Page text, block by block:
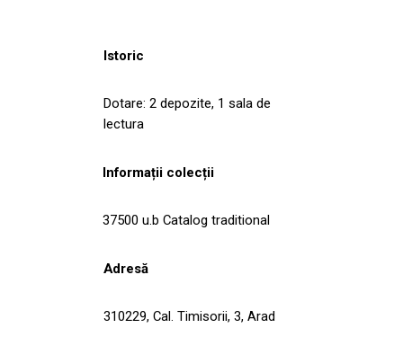
Istoric
Dotare: 2 depozite, 1 sala de
lectura
Informații colecții
37500 u.b Catalog traditional
Adresă
310229, Cal. Timisorii, 3, Arad